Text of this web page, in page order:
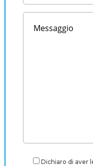
Dichiaro di aver